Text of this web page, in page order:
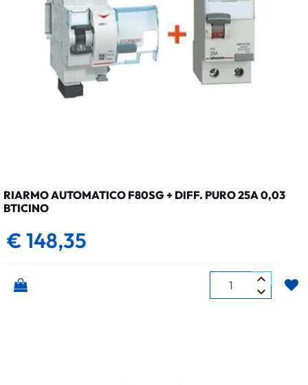
RIARMO AUTOMATICO F80SG + DIFF. PURO 25A 0,03
BTICINO
€ 148,35
Quantità